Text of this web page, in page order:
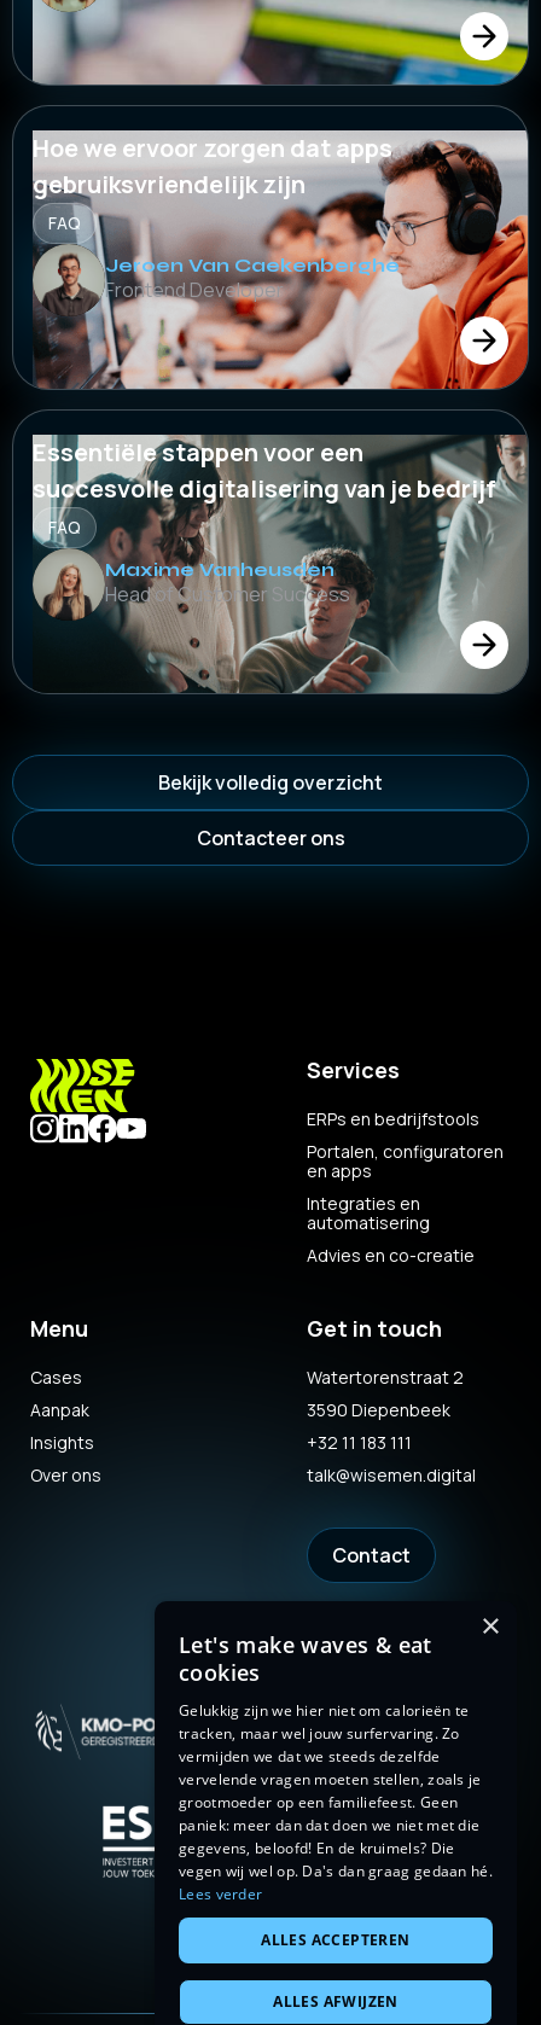
Hoe we ervoor zorgen dat apps
gebruiksvriendelijk zijn
FAQ
Jeroen Van Caekenberghe
Frontend Developer
Essentiële stappen voor een
succesvolle digitalisering van je bedrijf
FAQ
Maxime Vanheusden
Head of Customer Success
Bekijk volledig overzicht
Contacteer ons
Services
ERPs en bedrijfstools
Portalen, configuratoren
en apps
Integraties en
automatisering
Advies en co-creatie
Menu
Cases
Aanpak
Insights
Over ons
Get in touch
Watertorenstraat 2
3590 Diepenbeek
+32 11 183 111
talk@wisemen.digital
Contact
×
Let's make waves & eat
cookies
Gelukkig zijn we hier niet om calorieën te
tracken, maar wel jouw surfervaring. Zo
vermijden we dat we steeds dezelfde
vervelende vragen moeten stellen, zoals je
grootmoeder op een familiefeest. Geen
paniek: meer dan dat doen we niet met die
gegevens, beloofd! En de kruimels? Die
vegen wij wel op. Da's dan graag gedaan hé.
Lees verder
ALLES ACCEPTEREN
ALLES AFWIJZEN